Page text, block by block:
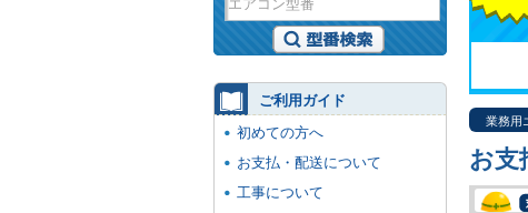
業務用
お支
ご利用ガイド
初めての方へ
お支払・配送について
工事について